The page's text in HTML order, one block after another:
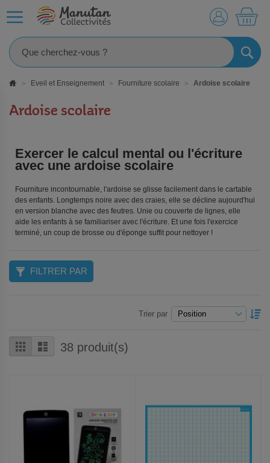
Eveil et Enseignement Fourniture scolaire Ardoise scolaire
Ardoise scolaire
Exercer le calcul mental ou l'écriture
avec une ardoise scolaire
Fourniture incontournable, l'ardoise se glisse facilement dans le cartable
des enfants. Longtemps noire avec des craies, elle se décline aujourd'hui
en version blanche avec des feutres. Unie ou couverte de lignes, elle
aide les enfants à se familiariser avec l'écriture. Et une fois l'exercice
terminé, un coup de brosse ou d'éponge suffit pour nettoyer !
Grille Liste38 produit(s)
Trier par
FILTRER PAR